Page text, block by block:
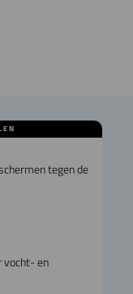
tegen de
vocht- en